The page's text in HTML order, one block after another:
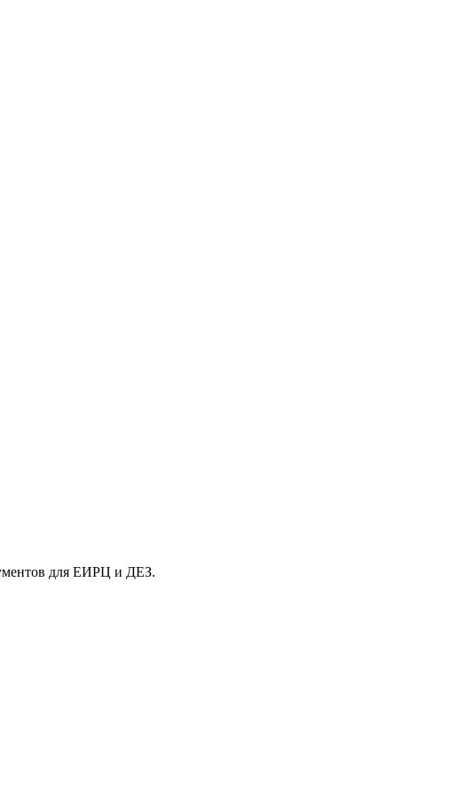
для ЕИРЦ и ДЕЗ.